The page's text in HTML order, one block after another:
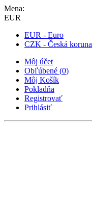
Mena:
EUR
EUR - Euro
CZK - Česká koruna
Môj účet
Obľúbené (0)
Môj Košík
Pokladňa
Registrovať
Prihlásiť